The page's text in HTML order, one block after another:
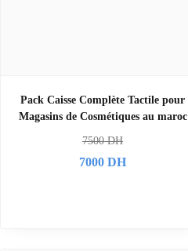
Pack Caisse Complète Tactile pour
Magasins de Cosmétiques au maroc
7500DH
7000 DH